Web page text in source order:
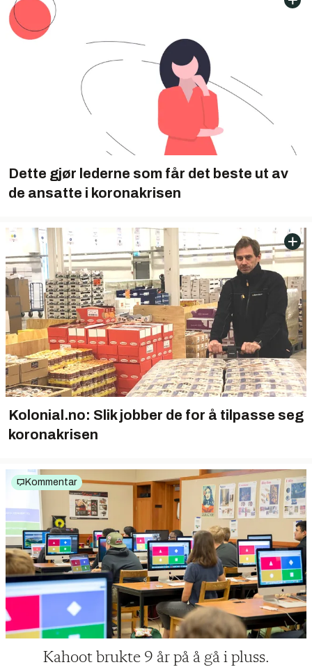
Dette gjør lederne som får det beste ut av
de ansatte i koronakrisen
Kolonial.no: Slik jobber de for å tilpasse seg
koronakrisen
Kommentar
Kahoot brukte 9 år på å gå i pluss.